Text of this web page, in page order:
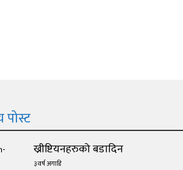
पोस्ट
ख्रीष्टियनहरुको बडादिन
३ वर्ष अगाडि